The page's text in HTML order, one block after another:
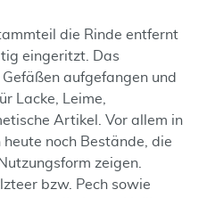
die Rinde entfernt
eingeritzt. Das
aufgefangen und
Lacke, Leime,
Artikel. Vor allem in
noch Bestände, die
zeigen.
bzw. Pech sowie